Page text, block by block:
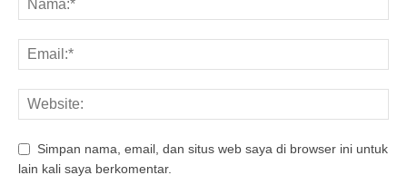
Simpan nama, email, dan situs web saya di browser ini untuk
lain kali saya berkomentar.